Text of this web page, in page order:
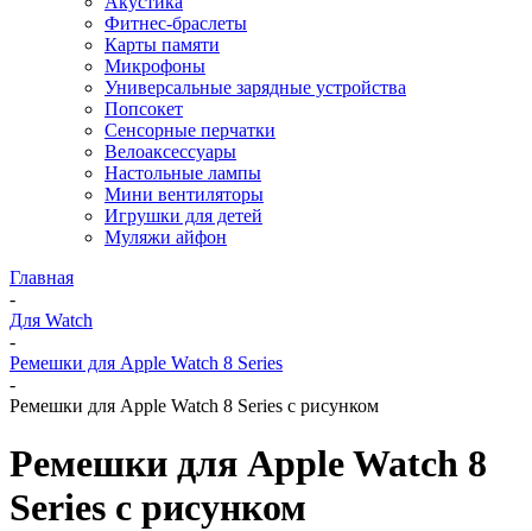
Фитнес-браслеты
Карты памяти
Микрофоны
Универсальные зарядные устройства
Попсокет
Сенсорные перчатки
Велоаксессуары
Настольные лампы
Мини вентиляторы
Игрушки для детей
Муляжи айфон
Главная
-
Для Watch
-
Ремешки для Apple Watch 8 Series
-
Ремешки для Apple Watch 8 Series с рисунком
Ремешки для Apple Watch 8
Series с рисунком